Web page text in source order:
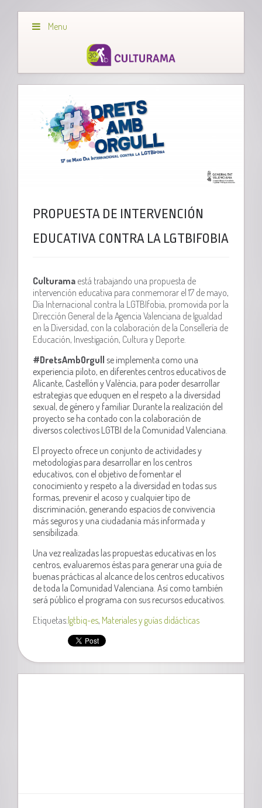
Menu
PROPUESTA DE INTERVENCIÓN
EDUCATIVA CONTRA LA LGTBIFOBIA
Culturama está trabajando una propuesta de
intervención educativa para conmemorar el 17 de mayo,
Día Internacional contra la LGTBIfobia, promovida por la
Dirección General de la Agencia Valenciana de Igualdad
en la Diversidad, con la colaboración de la Consellería de
Educación, Investigación, Cultura y Deporte.
#DretsAmbOrgullse implementa como una
experiencia piloto, en diferentes centros educativos de
Alicante, Castellón y València, para poder desarrollar
estrategias que eduquen en el respeto a la diversidad
sexual, de género y familiar. Durante la realización del
proyecto se ha contado con la colaboración de
diversos colectivos LGTBI de la Comunidad Valenciana.
El proyecto ofrece un conjunto de actividades y
metodologías para desarrollar en los centros
educativos, con el objetivo de fomentar el
conocimiento y respeto a la diversidad en todas sus
formas, prevenir el acoso y cualquier tipo de
discriminación, generando espacios de convivencia
más seguros y una ciudadanía más informada y
sensibilizada.
Una vez realizadas las propuestas educativas en los
centros, evaluaremos éstas para generar una guía de
buenas prácticas al alcance de los centros educativos
de toda la Comunidad Valenciana. Así como también
será público el programa con sus recursos educativos.
Etiquetas: lgtbiq-es, Materiales y guías didácticas